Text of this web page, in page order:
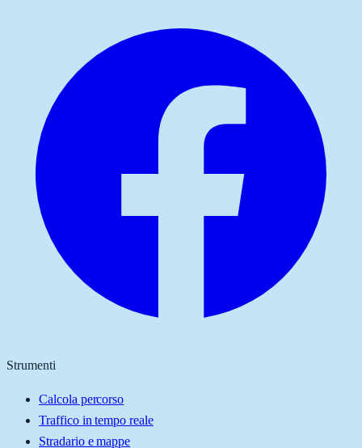
Strumenti
Calcola percorso
Traffico in tempo reale
Stradario e mappe